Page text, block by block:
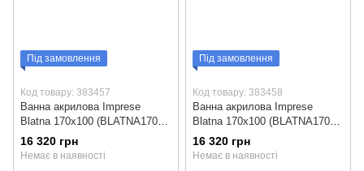
Під замовлення
Код товару: 383457
Ванна акрилова Imprese
Blatna 170x100 (BLATNA170L)
ліва
16 320 грн
Немає в наявності
Під замовлення
Код товару: 383458
Ванна акрилова Imprese
Blatna 170x100 (BLATNA170R)
права
16 320 грн
Немає в наявності